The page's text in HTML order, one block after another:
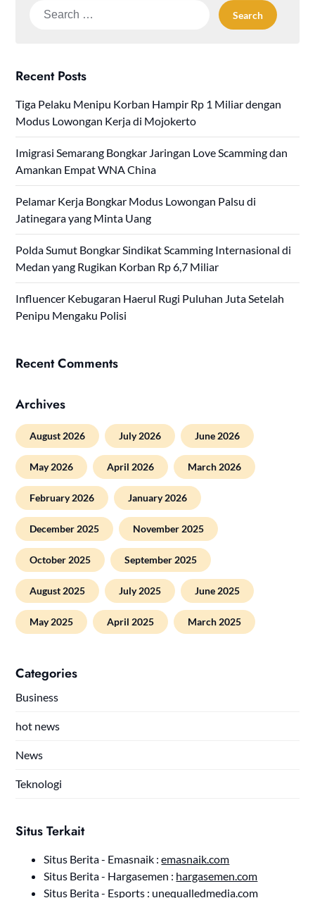
Search
Recent Posts
Tiga Pelaku Menipu Korban Hampir Rp 1 Miliar dengan
Modus Lowongan Kerja di Mojokerto
Imigrasi Semarang Bongkar Jaringan Love Scamming dan
Amankan Empat WNA China
Pelamar Kerja Bongkar Modus Lowongan Palsu di
Jatinegara yang Minta Uang
Polda Sumut Bongkar Sindikat Scamming Internasional di
Medan yang Rugikan Korban Rp 6,7 Miliar
Influencer Kebugaran Haerul Rugi Puluhan Juta Setelah
Penipu Mengaku Polisi
Recent Comments
Archives
August 2026 July 2026 June 2026
May 2026 April 2026 March 2026
February 2026 January 2026
December 2025 November 2025
October 2025 September 2025
August 2025 July 2025 June 2025
May 2025 April 2025 March 2025
Categories
Business
hot news
News
Teknologi
Situs Terkait
Situs Berita - Emasnaik :emasnaik.com
Situs Berita - Hargasemen : hargasemen.com
Situs Berita - Esports : unequalledmedia.com